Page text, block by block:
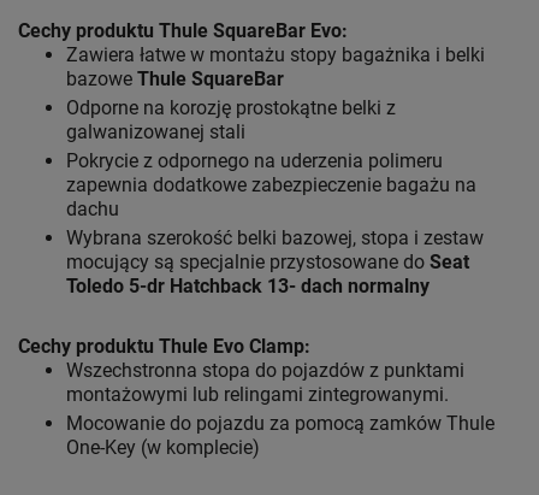
Cechy produktu Thule SquareBar Evo:
Zawiera łatwe w montażu stopy bagażnika i belki
bazowe Thule SquareBar
Odporne na korozję prostokątne belki z
galwanizowanej stali
Pokrycie z odpornego na uderzenia polimeru
zapewnia dodatkowe zabezpieczenie bagażu na
dachu
Wybrana szerokość belki bazowej, stopa i zestaw
mocujący są specjalnie przystosowane do Seat
Toledo 5-dr Hatchback 13- dach normalny
Cechy produktu Thule Evo Clamp:
Wszechstronna stopa do pojazdów z punktami
montażowymi lub relingami zintegrowanymi.
Mocowanie do pojazdu za pomocą zamków Thule
One-Key (w komplecie)